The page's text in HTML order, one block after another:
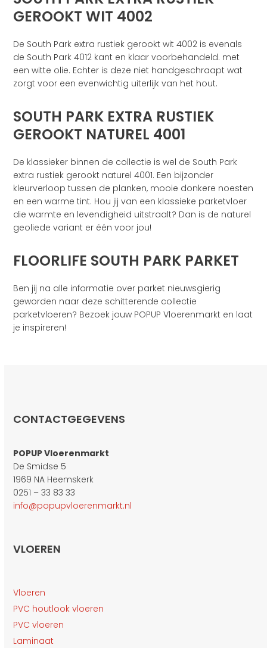
GEROOKT WIT 4002
De South Park extra rustiek gerookt wit 4002 is evenals
de South Park 4012 kant en klaar voorbehandeld. met
een witte olie. Echter is deze niet handgeschraapt wat
zorgt voor een evenwichtig uiterlijk van het hout.
SOUTH PARK EXTRA RUSTIEK
GEROOKT NATUREL 4001
De klassieker binnen de collectie is wel de South Park
extra rustiek gerookt naturel 4001. Een bijzonder
kleurverloop tussen de planken, mooie donkere noesten
en een warme tint. Hou jij van een klassieke parketvloer
die warmte en levendigheid uitstraalt? Dan is de naturel
geoliede variant er één voor jou!
FLOORLIFE SOUTH PARK PARKET
Ben jij na alle informatie over parket nieuwsgierig
geworden naar deze schitterende collectie
parketvloeren? Bezoek jouw POPUP Vloerenmarkt en laat
je inspireren!
CONTACTGEGEVENS
POPUP Vloerenmarkt
De Smidse 5
1969 NA Heemskerk
0251 – 33 83 33
info@popupvloerenmarkt.nl
VLOEREN
Vloeren
PVC houtlook vloeren
PVC vloeren
Laminaat